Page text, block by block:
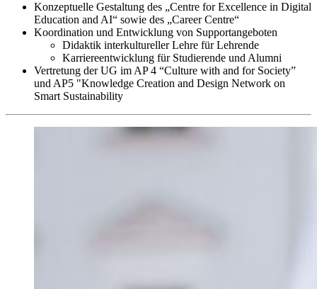
Konzeptuelle Gestaltung des „Centre for Excellence in Digital
Education and AI“ sowie des „Career Centre“
Koordination und Entwicklung von Supportangeboten
Didaktik interkultureller Lehre für Lehrende
Karriereentwicklung für Studierende und Alumni
Vertretung der UG im AP 4 “Culture with and for Society”
und AP5 "Knowledge Creation and Design Network on
Smart Sustainability